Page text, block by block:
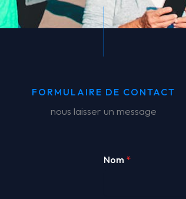
FORMULAIRE DE CONTACT
nous laisser un message
Nom *